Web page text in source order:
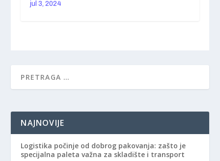
jul 3, 2024
NAJNOVIJE
Logistika počinje od dobrog pakovanja: zašto je
specijalna paleta važna za skladište i transport